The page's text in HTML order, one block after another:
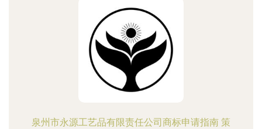
泉州市永源工艺品有限责任公司商标申请指南 策